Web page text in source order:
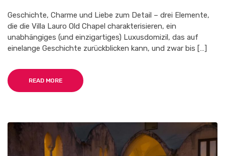
Geschichte, Charme und Liebe zum Detail – drei Elemente,
die die Villa Lauro Old Chapel charakterisieren, ein
unabhängiges (und einzigartiges) Luxusdomizil, das auf
einelange Geschichte zurückblicken kann, und zwar bis […]
READ MORE